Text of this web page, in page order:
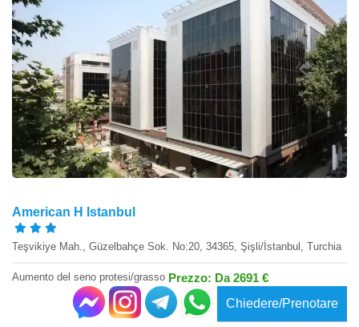
American H Istanbul
Teşvikiye Mah., Güzelbahçe Sok. No:20, 34365, Şişli/İstanbul, Turchia
Aumento del seno protesi/grasso Prezzo: Da 2691 €
Chiedere/Prenotare